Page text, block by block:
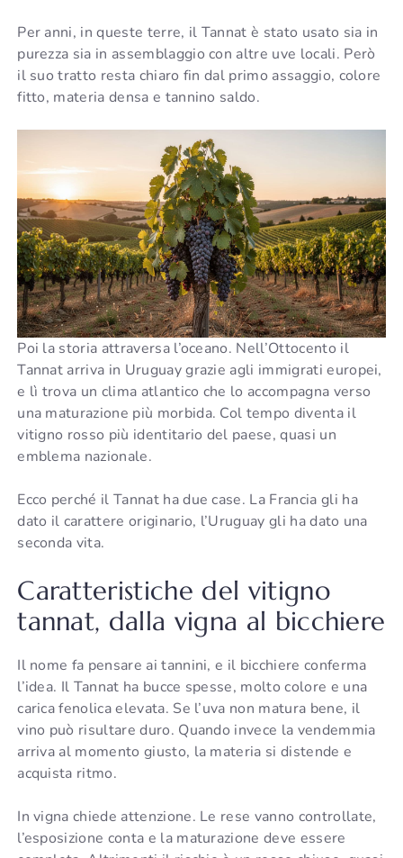
Per anni, in queste terre, il Tannat è stato usato sia in
purezza sia in assemblaggio con altre uve locali. Però
il suo tratto resta chiaro fin dal primo assaggio, colore
fitto, materia densa e tannino saldo.
Poi la storia attraversa l’oceano. Nell’Ottocento il
Tannat arriva in Uruguay grazie agli immigrati europei,
e lì trova un clima atlantico che lo accompagna verso
una maturazione più morbida. Col tempo diventa il
vitigno rosso più identitario del paese, quasi un
emblema nazionale.
Ecco perché il Tannat ha due case. La Francia gli ha
dato il carattere originario, l’Uruguay gli ha dato una
seconda vita.
Caratteristiche del vitigno
tannat, dalla vigna al bicchiere
Il nome fa pensare ai tannini, e il bicchiere conferma
l’idea. Il Tannat ha bucce spesse, molto colore e una
carica fenolica elevata. Se l’uva non matura bene, il
vino può risultare duro. Quando invece la vendemmia
arriva al momento giusto, la materia si distende e
acquista ritmo.
In vigna chiede attenzione. Le rese vanno controllate,
l’esposizione conta e la maturazione deve essere